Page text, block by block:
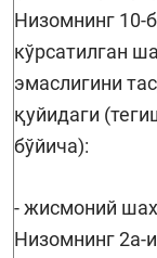
Низомнинг 10-
кўрсатилган
эмаслигини
қуйидаги
бўйича):
- жисмоний
Низомнинг 2а-